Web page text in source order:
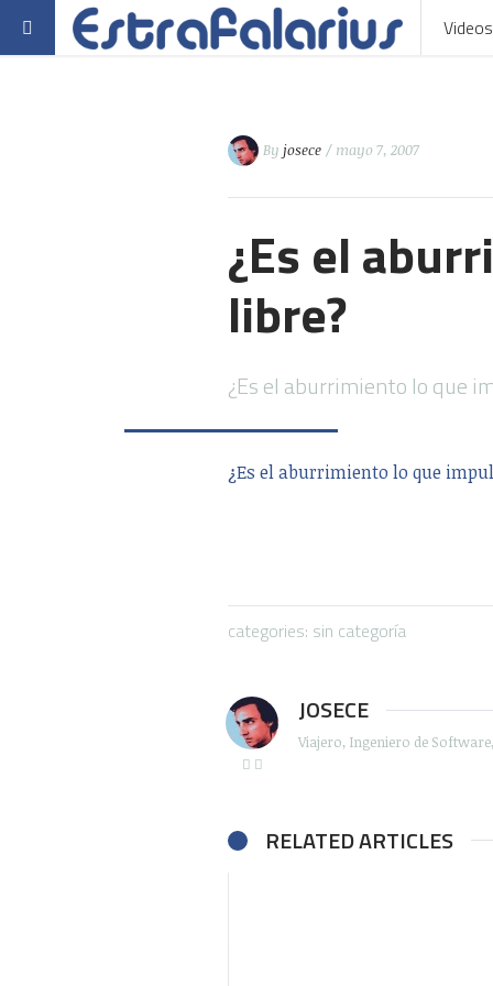
Videos
By josece / mayo 7, 2007
¿Es el
libre?
¿Es el aburrimiento lo que
¿Es el aburrimiento lo que
categories: sin categoría
JOSECE
Viajero, Ingeniero de
RELATED ARTICLES